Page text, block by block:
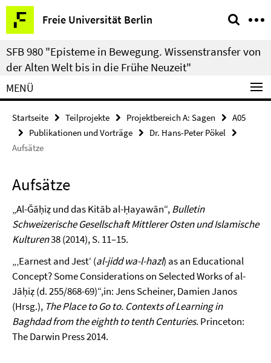
Springe
direkt
zu
Inhalt
Freie Universität Berlin
Service-
Navigation
SFB 980 "Episteme in Bewegung. Wissenstransfer von
der Alten Welt bis in die Frühe Neuzeit"
MENÜ
Startseite Teilprojekte Projektbereich A: Sagen
A05
Publikationen und Vorträge
Dr. Hans-Peter Pökel
Aufsätze
Aufsätze
„Al-Ǧāḥiẓ und das Kitāb al-Ḥayawān“,Bulletin
Schweizerische Gesellschaft Mittlerer Osten und Islamische
Kulturen38 (2014), S. 11–15.
„‚Earnest and Jest‘ (al-jidd wa-l-hazl) as an Educational
Concept? Some Considerations on Selected Works of al-
Jāḥiẓ (d. 255/868-69)“,in: Jens Scheiner, Damien Janos
(Hrsg.), The Place to Go to. Contexts of Learning in
Baghdad from the eighth to tenth Centuries. Princeton:
The Darwin Press 2014.